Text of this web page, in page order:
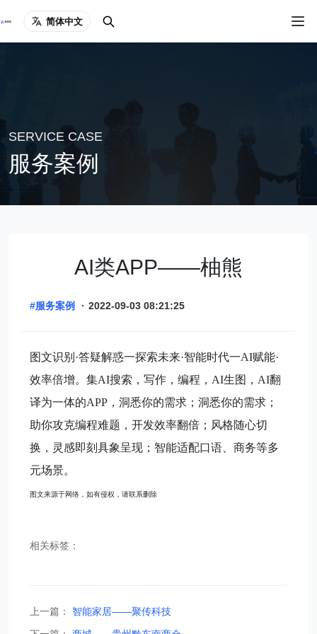
简体中文
SERVICE CASE
服务案例
AI类APP——柚熊
#服务案例 · 2022-09-03 08:21:25
图文识别·答疑解惑一探索未来·智能时代一AI赋能·
效率倍增。 集AI搜索，写作，编程，AI生图，AI翻
译为一体的APP，洞悉你的需求；洞悉你的需求；
助你攻克编程难题，开发效率翻倍；风格随心切
换，灵感即刻具象呈现；智能适配口语、商务等多
元场景。
图文来源于网络，如有侵权，请联系删除
相关标签：
上一篇：
智能家居——聚传科技